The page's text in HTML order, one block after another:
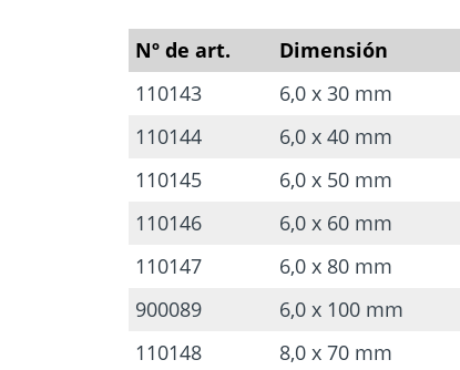
Nº de art. Dimensión
110143
6,0 x 30 mm
110144
6,0 x 40 mm
110145
6,0 x 50 mm
110146
6,0 x 60 mm
110147
6,0 x 80 mm
900089
6,0 x 100 mm
110148
8,0 x 70 mm